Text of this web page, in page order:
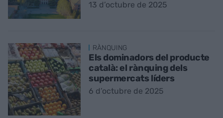
13 d’octubre de 2025
RÀNQUING
Els dominadors del producte
català: el rànquing dels
supermercats líders
6 d’octubre de 2025